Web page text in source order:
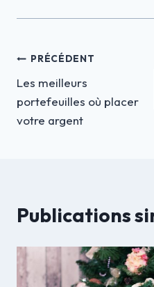
Navigation
de
l’article
PRÉCÉDENT
Les meilleurs
portefeuilles où placer
votre argent
Publications